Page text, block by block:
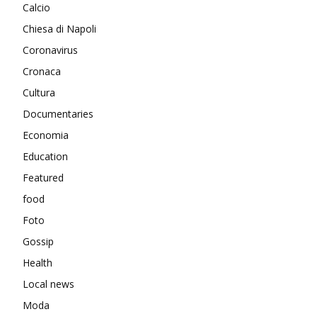
Calcio
Chiesa di Napoli
Coronavirus
Cronaca
Cultura
Documentaries
Economia
Education
Featured
food
Foto
Gossip
Health
Local news
Moda